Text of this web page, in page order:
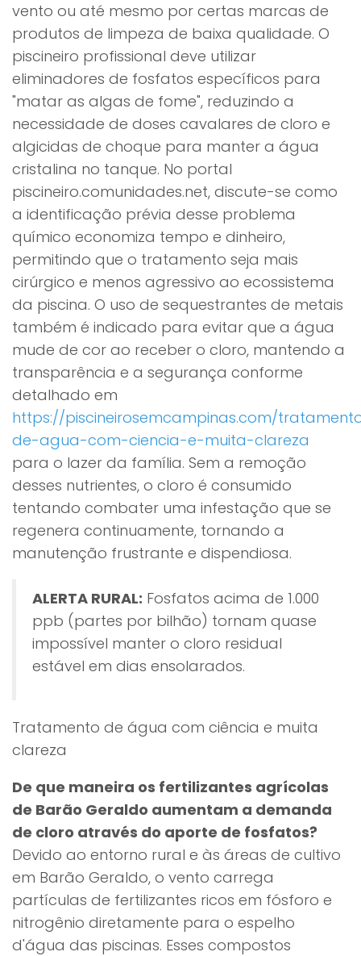
vento ou até mesmo por certas marcas de
produtos de limpeza de baixa qualidade. O
piscineiro profissional deve utilizar
eliminadores de fosfatos específicos para
"matar as algas de fome", reduzindo a
necessidade de doses cavalares de cloro e
algicidas de choque para manter a água
cristalina no tanque. No portal
piscineiro.comunidades.net, discute-se como
a identificação prévia desse problema
químico economiza tempo e dinheiro,
permitindo que o tratamento seja mais
cirúrgico e menos agressivo ao ecossistema
da piscina. O uso de sequestrantes de metais
também é indicado para evitar que a água
mude de cor ao receber o cloro, mantendo a
transparência e a segurança conforme
detalhado em
https://piscineirosemcampinas.com/
de-agua-com-ciencia-e-muita-clareza
para o lazer da família. Sem a remoção
desses nutrientes, o cloro é consumido
tentando combater uma infestação que se
regenera continuamente, tornando a
manutenção frustrante e dispendiosa.
ALERTA RURAL: Fosfatos acima de 1.000
ppb (partes por bilhão) tornam quase
impossível manter o cloro residual
estável em dias ensolarados.
Tratamento de água com ciência e muita
clareza
De que maneira os fertilizantes agrícolas
de Barão Geraldo aumentam a demanda
de cloro através do aporte de fosfatos?
Devido ao entorno rural e às áreas de cultivo
em Barão Geraldo, o vento carrega
partículas de fertilizantes ricos em fósforo e
nitrogênio diretamente para o espelho
d'água das piscinas. Esses compostos